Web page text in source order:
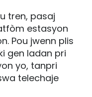
tren, pasaj
estasyon
Pou jwenn plis
gen ladan pri
yo, tanpri
telechaje